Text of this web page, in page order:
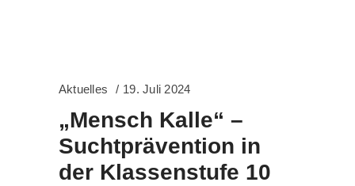
Aktuelles 19. Juli 2024
„Mensch Kalle“ –
Suchtprävention in
der Klassenstufe 10